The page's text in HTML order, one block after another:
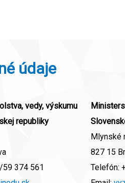
údaje
vedy, výskumu
republiky
374 561
Mlynské
827 15
Telefón: